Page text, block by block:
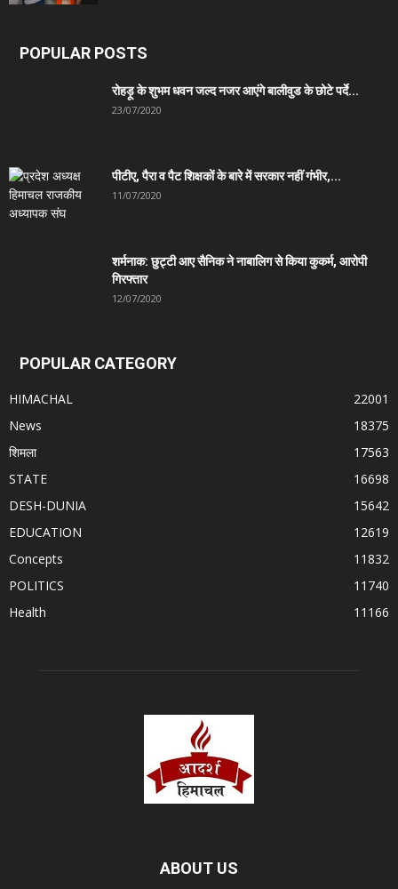
POPULAR POSTS
रोहड़ू के शुभम धवन जल्द नजर आएंगे बालीवुड के छोटे पर्दे...
23/07/2020
पीटीए, पैरा व पैट शिक्षकों के बारे में सरकार नहीं गंभीर,...
11/07/2020
शर्मनाक: छुट्टी आए सैनिक ने नाबालिग से किया कुकर्म, आरोपी
गिरफ्तार
12/07/2020
POPULAR CATEGORY
HIMACHAL
22001
News
18375
शिमला
17563
STATE
16698
DESH-DUNIA
15642
EDUCATION
12619
Concepts
11832
POLITICS
11740
Health
11166
ABOUT US